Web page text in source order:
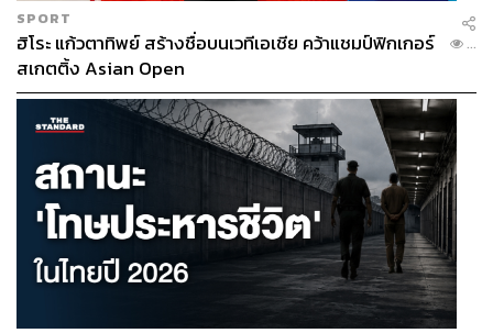
SPORT
ฮิโระ แก้วตาทิพย์ สร้างชื่อบนเวทีเอเชีย คว้าแชมป์ฟิกเกอร์
สเกตติ้ง Asian Open
...